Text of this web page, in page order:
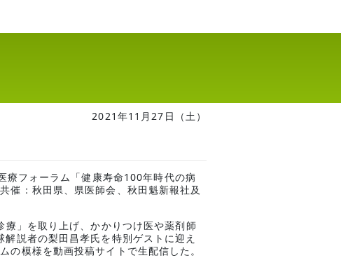
2021年11月27日（土）
療フォーラム「健康寿命100年時代の病
催：秋田県、県医師会、秋田魁新報社及
」を取り上げ、かかりつけ医や薬剤師
説者の梨田昌孝氏を特別ゲストに迎え
模様を動画投稿サイトで生配信した。